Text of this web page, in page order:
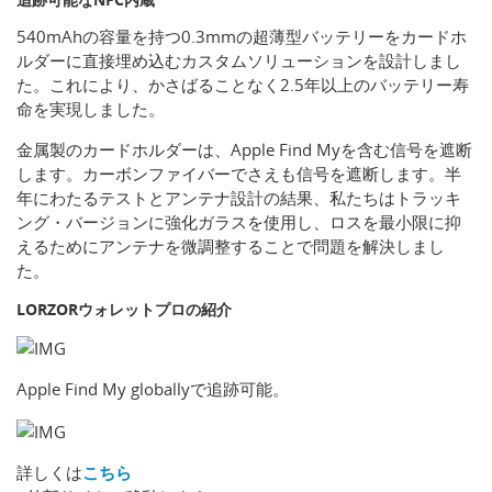
540mAhの容量を持つ0.3mmの超薄型バッテリーをカードホ
ルダーに直接埋め込むカスタムソリューションを設計しまし
た。これにより、かさばることなく2.5年以上のバッテリー寿
命を実現しました。
金属製のカードホルダーは、Apple Find Myを含む信号を遮断
します。カーボンファイバーでさえも信号を遮断します。半
年にわたるテストとアンテナ設計の結果、私たちはトラッキ
ング・バージョンに強化ガラスを使用し、ロスを最小限に抑
えるためにアンテナを微調整することで問題を解決しまし
た。
LORZORウォレットプロの紹介
Apple Find My globallyで追跡可能。
詳しくはこちら